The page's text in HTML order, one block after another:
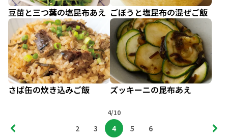
豆苗と三つ葉の塩昆布あえ ごぼうと塩昆布の混ぜご飯
さば缶の炊き込みご飯 ズッキーニの昆布あえ
4/10
2 3 4 5 6